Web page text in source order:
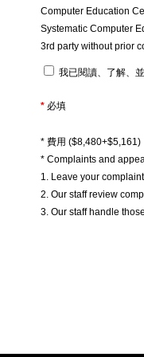
Computer Education
Systematic Computer
3rd party without prior
我已閱讀、了解、
* 必填
* 費用 ($8,480+$5,161)
* Complaints and
1. Leave your
2. Our staff review
3. Our staff handle